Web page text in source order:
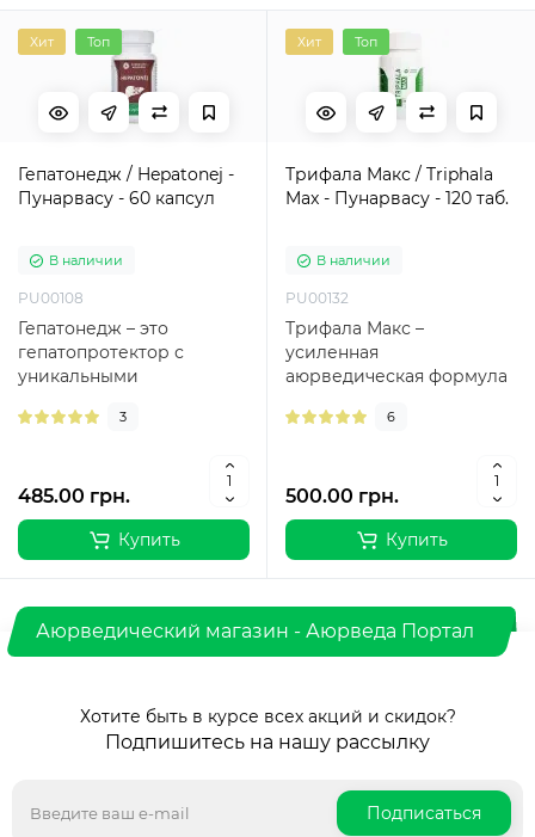
Хит Топ
Гепатонедж / Hepatonej -
Пунарвасу - 60 капсул
В наличии
PU00108
Гепатонедж – это
гепатопротектор с
уникальными
оказывающими
3
485.00 грн.
Купить
Хит Топ
Трифала Макс / Triphala
Max - Пунарвасу - 120 таб.
В наличии
PU00132
Трифала Макс –
усиленная
аюрведическая формула
розы для комплексного
6
500.00 грн.
Купить
Аюрведический магазин - Аюрведа Портал
Хотите быть в курсе всех акций и скидок?
Подпишитесь на нашу рассылку
Подписаться